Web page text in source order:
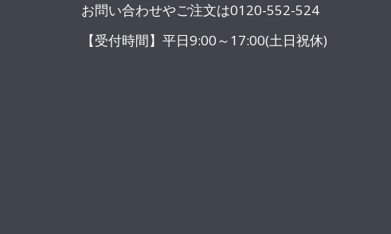
お問い合わせやご注文は0120-552-524
【受付時間】平日9:00～17:00(土日祝休)